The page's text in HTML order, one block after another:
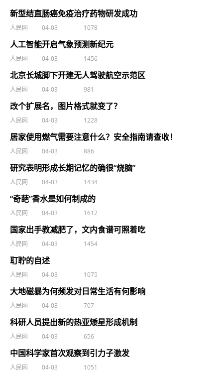
新型结直肠癌免疫治疗药物研发成功
人民网 04-03 1078
人工智能开启气象预测新纪元
人民网 04-03 1456
北京长城脚下开建无人驾驶航空示范区
人民网 04-03 981
改个扩展名，图片格式就变了？
人民网 04-03 1228
居家使用燃气需要注意什么？安全指南请查收！
人民网 04-03 886
研究表明形成长期记忆的确很“烧脑”
人民网 04-03 1434
“奇葩”香水是如何制成的
人民网 04-03 1612
国家出手教减肥了，文内食谱可照着吃
人民网 04-03 1454
耵聍的自述
人民网 04-03 1075
大地磁暴为何频发对日常生活有何影响
人民网 04-03 707
科研人员提出新的热亚矮星形成机制
人民网 04-03 656
中国科学家首次观察到引力子激发
人民网 04-03 1051